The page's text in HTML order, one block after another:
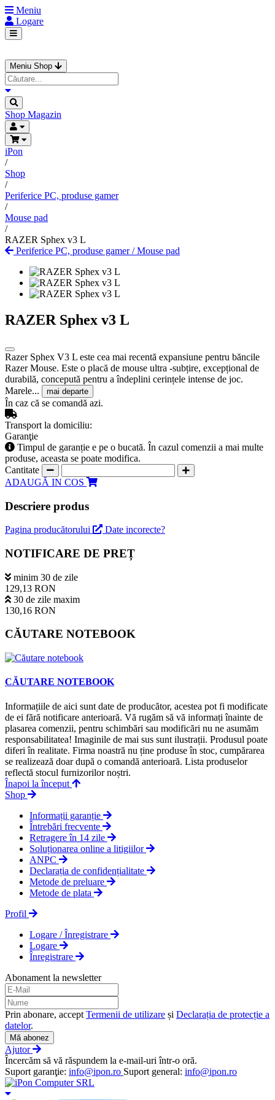
Meniu
Logare
Meniu Shop
Shop Magazin
iPon
/
Shop
/
Periferice PC, produse gamer
/
Mouse pad
/
RAZER Sphex v3 L
Periferice PC, produse gamer/Mouse pad
RAZER Sphex v3 L
Razer Sphex V3 L este cea mai recentă expansiune pentru băncile
Razer Mouse. Este o placă de mouse ultra -subțire, excepțional de
durabilă, concepută pentru a îndeplini cerințele intense de joc.
Marele...
mai departe
În caz că se comandă azi.
Transport la domiciliu:
Garanţie
Timpul de garanție e pe o bucată. În cazul comenzii a mai multe
produse, aceasta se poate modifica.
Cantitate
ADAUGĂ IN COS
Descriere produs
Pagina producătorului Date incorecte?
NOTIFICARE DE PREȚ
minim 30 de zile
129,13 RON
30 de zile maxim
130,16 RON
CĂUTARE NOTEBOOK
CĂUTARE NOTEBOOK
Informațiile de aici sunt date de producător, acestea pot fi modificate
de ei fără notificare anterioară. Vă rugăm să vă informați înainte de
plasarea comenzii, pentru schimbări sau modificări nu ne asumăm
responsabilitatea! Imaginile de mai sus sunt ilustrații. Produsul poate
diferi în realitate. Firma noastră nu ține produse în stoc, cumpărarea
se realizează doar după o comandă anterioară. Lista produselor
reflectă stocul furnizorilor noștri.
Înapoi la început
Shop
Informații garanție
Întrebări frecvente
Retragere în 14 zile
Soluționarea online a litigiilor
ANPC
Declarația de confidențialitate
Metode de preluare
Metode de plata
Profil
Logare / Înregistrare
Logare
Înregistrare
Abonament la newsletter
Prin abonare, accept Termenii de utilizare și Declarația de protecție a
datelor.
Mă abonez
Ajutor
Încercăm să vă răspundem la e-mail-uri într-o oră.
Suport garanţie: info@ipon.ro Suport general: info@ipon.ro